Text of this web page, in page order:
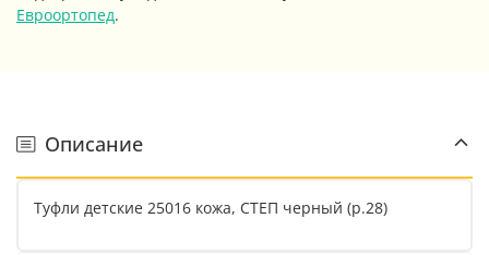
Евроортопед.
Описание
Туфли детские 25016 кожа, СТЕП черный (р.28)